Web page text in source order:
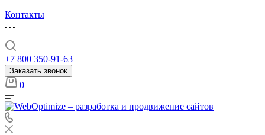
Контакты
+7 800 350-91-63
Заказать звонок
0